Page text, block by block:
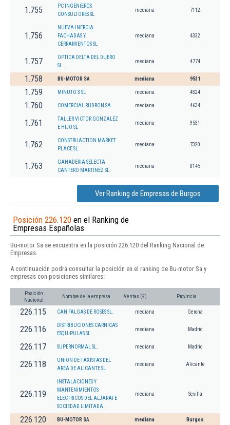
1.755
PC INGENIEROS
CONSULTORES SL
mediana 7112
1.756
NUEVA INERCIA
FACHADAS Y
CERRAMIENTOS SL
mediana 4332
1.757
OPTICA DELTA DEL DUERO
SL
mediana 4774
1.758 BU-MOTOR SA mediana 9531
1.759 MINUTO 3 SL mediana 4324
1.760 COMERCIAL RUDRON SA mediana 4634
1.761
TALLER VICTOR GONZALEZ
E HIJO SL
mediana 9531
1.762
CONSTRUACTION MARKET
PLACE SL.
mediana 7320
1.763
GANADERIA SELECTA
CANTERO MARTINEZ SL.
mediana 0145
Ver Ranking de Empresas de Burgos
Posición 226.120 en el Ranking de
Empresas Españolas
Bu-motor Sa se encuentra en la posición 226.120 del Ranking Nacional de
Empresas.
A continuación podrá consultar la posición en el ranking de Bu-motor Sa y
empresas con posiciones similares:
Posición
Nacional
Nombre de la empresa Ventas (€) Provincia
226.115 CAN FALGAS DE ROSES SL. mediana Gerona
226.116
DISTRIBUCIONES CARNICAS
ESQUIPULAS SL.
mediana Madrid
226.117 SUPERNORMAL SL. mediana Madrid
226.118
UNION DE TAXISTAS DEL
AREA DE ALICANTE SL
mediana Alicante
226.119
INSTALACIONES Y
MANTENIMIENTOS
ELECTRICOS DEL ALJARAFE
SOCIEDAD LIMITADA.
mediana Sevilla
226.120 BU-MOTOR SA mediana Burgos